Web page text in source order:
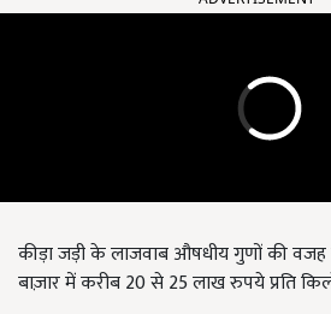
कीड़ा जड़ी के लाजवाब औषधीय गुणों की वजह
बाज़ार में करीब 20 से 25 लाख रुपये प्रति